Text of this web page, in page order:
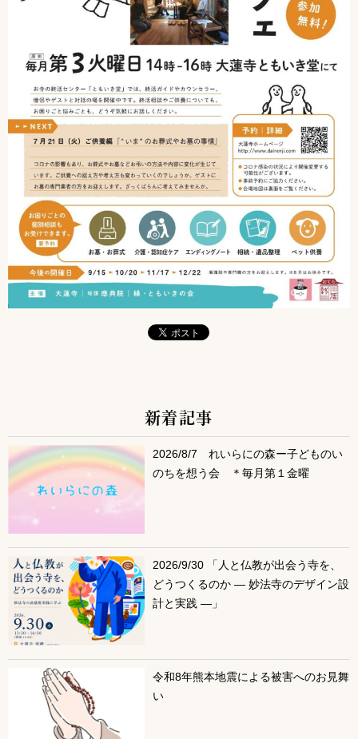
サブコンテンツ
新着記事
2026/8/7 れいらにの森ー子どものい
のちを想う会 ＊毎月第１金曜
2026/9/30 「人と仏教が出会う寺を、
どうつくるのか ― 妙法寺のデザイン設
計と実践 ―」
令和8年熊本地震による被害へのお見舞
い